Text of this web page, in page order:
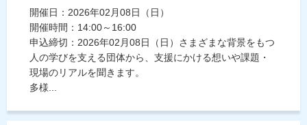
開催日：2026年02月08日（日）
開催時間：14:00～16:00
申込締切：2026年02月08日（日）さまざまな背景をもつ
人の学びを支える団体から、支援にかける想いや課題・
現場のリアルを聞きます。
多様...